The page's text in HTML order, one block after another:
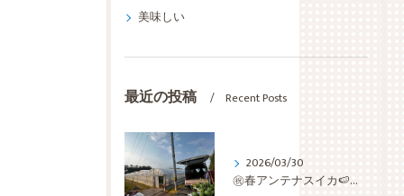
美味しい
最近の投稿 Recent Posts
2026/03/30
㊗️春アンテナスイカ🍉収穫開始✨✨✨ いきなり 最盛期です🫡